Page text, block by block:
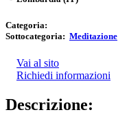
Categoria:
Sottocategoria: Meditazione
Vai al sito
Richiedi informazioni
Descrizione: